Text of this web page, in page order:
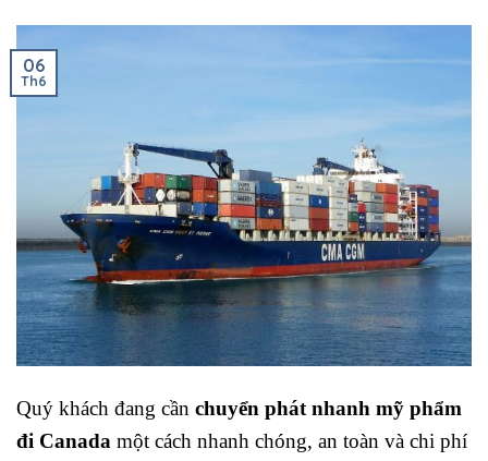
06
Th6
Quý khách đang cần chuyển phát nhanh mỹ phẩm
đi Canada một cách nhanh chóng, an toàn và chi phí